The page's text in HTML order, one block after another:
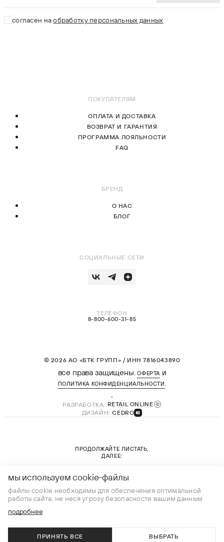
согласен наобработку персональных данных
СОЦИАЛЬНЫЕ СЕТИ
ТЕЛЕФОН
8-800-600-31-85
ПОКУПАТЕЛЯМ
ОПЛАТА И ДОСТАВКА
ВОЗВРАТ И ГАРАНТИЯ
ПРОГРАММА ЛОЯЛЬНОСТИ
FAQ
БРЕНД
О НАС
БЛОГ
© 2026 АО «БТК ГРУПП» / ИНН 7816043890
все права защищены.ОФЕРТА и
ПОЛИТИКА КОНФИДЕНЦИАЛЬНОСТИ
РАЗРАБОТКА: RETAIL ONLINE
ДИЗАЙН:CEDRO
ПРОДОЛЖАЙТЕ ЛИСТАТЬ,
ДАЛЕЕ:
новая коллекция
мы используем cookie-файлы
файлы cookie необходимы для обеспечения оптимальной
работы сайта, не неся угрозу безопасности вашим данным
подробнее
ПРИНЯТЬ ВСЕ ВЫБРАТЬ